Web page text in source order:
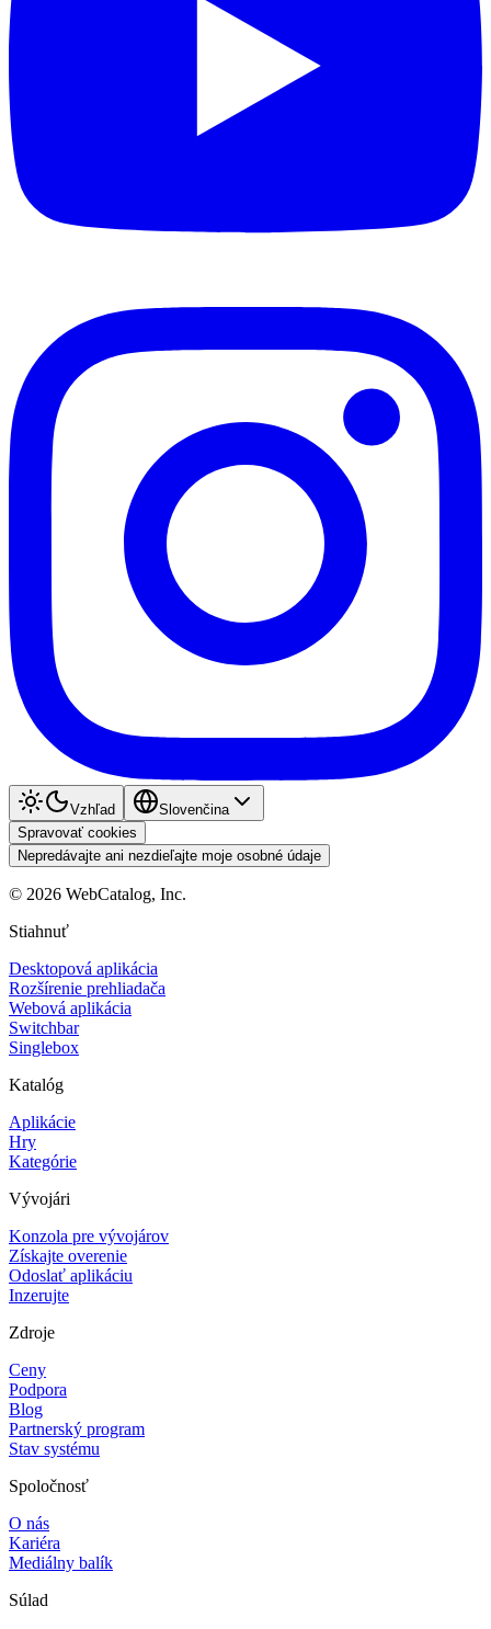
Vzhľad
Slovenčina
Spravovať cookies
Nepredávajte ani nezdieľajte moje osobné údaje
© 2026 WebCatalog, Inc.
Stiahnuť
Desktopová aplikácia
Rozšírenie prehliadača
Webová aplikácia
Switchbar
Singlebox
Katalóg
Aplikácie
Hry
Kategórie
Vývojári
Konzola pre vývojárov
Získajte overenie
Odoslať aplikáciu
Inzerujte
Zdroje
Ceny
Podpora
Blog
Partnerský program
Stav systému
Spoločnosť
O nás
Kariéra
Mediálny balík
Súlad